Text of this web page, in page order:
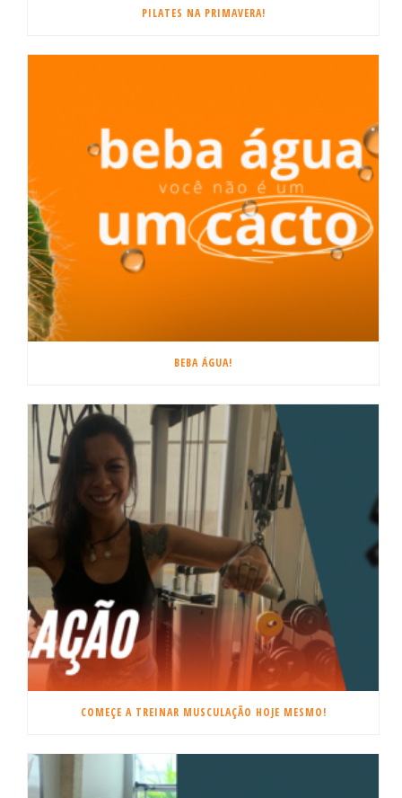
PILATES NA PRIMAVERA!
BEBA ÁGUA!
COMEÇE A TREINAR MUSCULAÇÃO HOJE MESMO!